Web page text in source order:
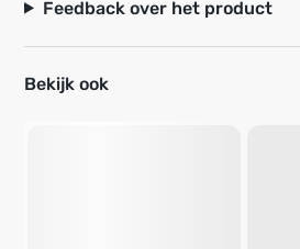
Feedback over het product
Bekijk ook